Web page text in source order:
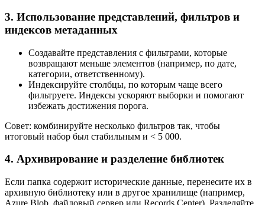
3. Использование представлений, фильтров и
индексов метаданных
Создавайте представления с фильтрами, которые
возвращают меньше элементов (например, по дате,
категории, ответственному).
Индексируйте столбцы, по которым чаще всего
фильтруете. Индексы ускоряют выборки и помогают
избежать достижения порога.
Совет: комбинируйте несколько фильтров так, чтобы
итоговый набор был стабильным и < 5 000.
4. Архивирование и разделение библиотек
Если папка содержит исторические данные, перенесите их в
архивную библиотеку или в другое хранилище (например,